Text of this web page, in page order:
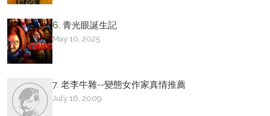
6. 青光眼誕生記
May 10, 2025
7. 老李牛雜--變態女作家真情推薦
July 16, 2009